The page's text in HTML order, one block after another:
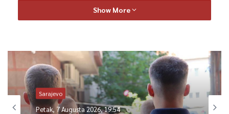
0
Show More
Sarajevo
Petak, 7 Augusta 2026, 19:54